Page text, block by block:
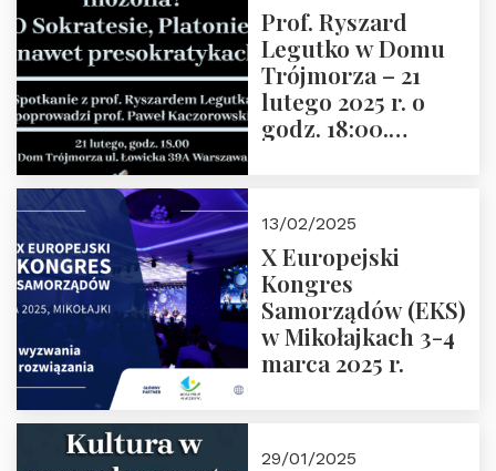
Prof. Ryszard
Legutko w Domu
Trójmorza – 21
lutego 2025 r. o
godz. 18:00.
Zapraszamy
13/02/2025
X Europejski
Kongres
Samorządów (EKS)
w Mikołajkach 3-4
marca 2025 r.
29/01/2025